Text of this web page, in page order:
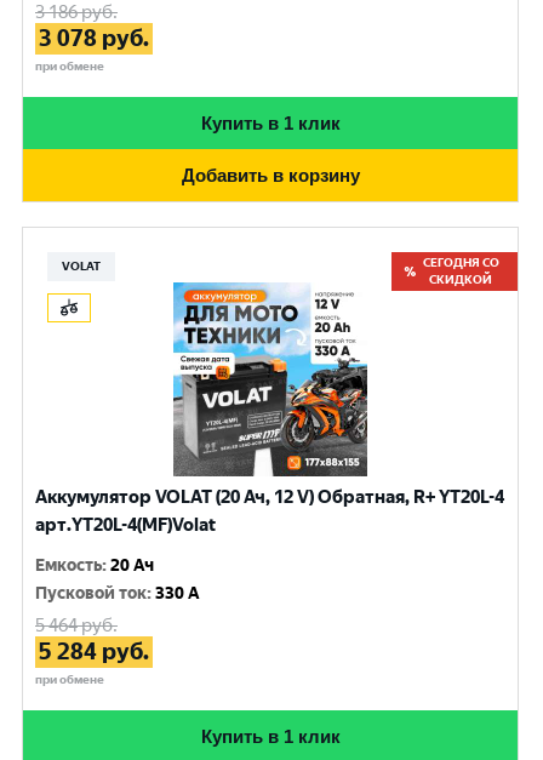
3 186руб.
3 078 руб.
при обмене
Купить в 1 клик
Добавить в корзину
VOLAT
СЕГОДНЯ СО
СКИДКОЙ
Аккумулятор VOLAT (20 Ач, 12 V) Обратная, R+ YT20L-4
арт.YT20L-4(MF)Volat
Емкость:20 Ач
Пусковой ток:330 A
5 464руб.
5 284 руб.
при обмене
Купить в 1 клик